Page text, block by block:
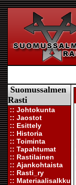
Suomussalmen
Rasti
:: Johtokunta
:: Jaostot
:: Esittely
:: Historia
:: Toiminta
:: Tapahtumat
:: Rastilainen
:: Ajankohtaista
:: Rasti_ry
:: Materiaalisalkku